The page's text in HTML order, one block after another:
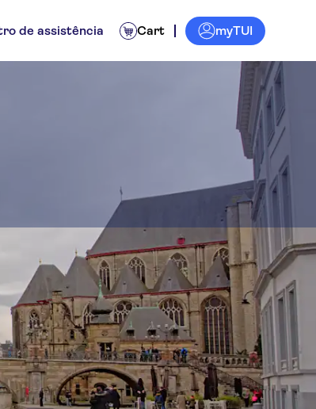
de assistência Cart myTUI
Ordenar por: